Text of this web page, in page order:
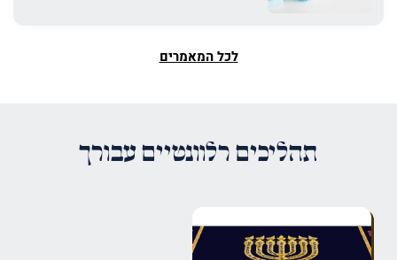
לכל המאמרים
תהליכים רלוונטיים עבורך